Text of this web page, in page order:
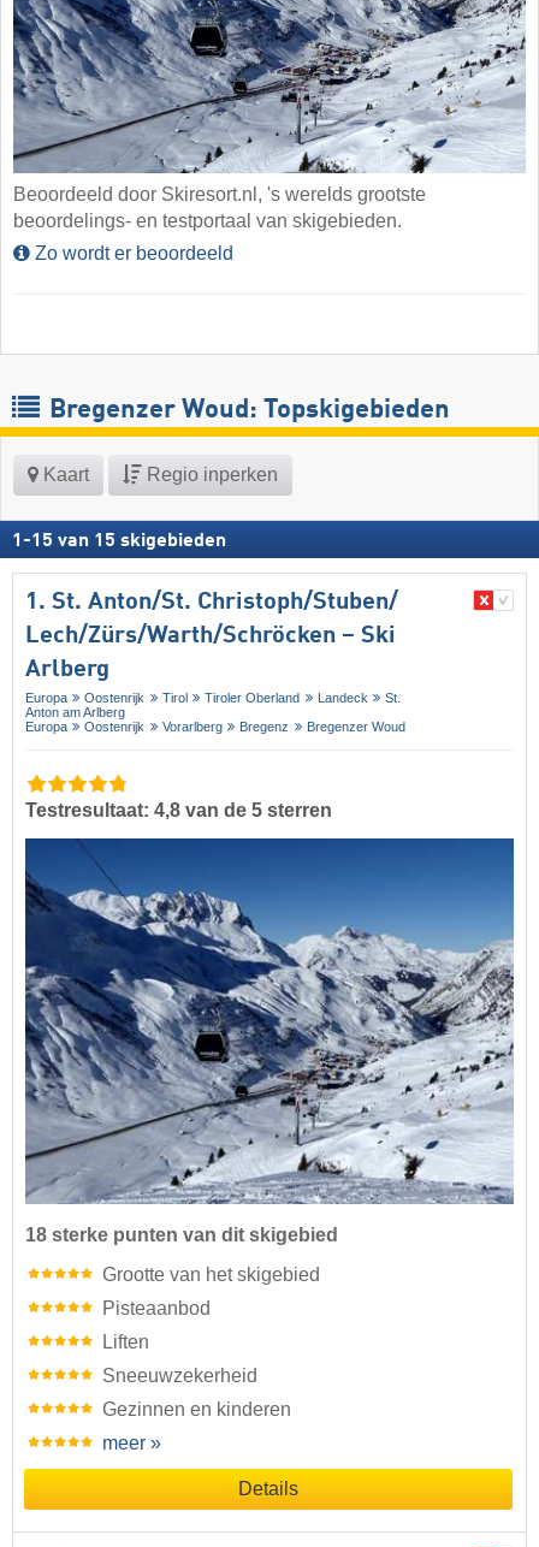
Beoordeeld door Skiresort.nl, 's werelds grootste
beoordelings- en testportaal van skigebieden.
Zo wordt er beoordeeld
Bregenzer Woud: Topskigebieden
Kaart Regio inperken
1 -15 van 15 skigebieden
1. St. Anton/​St. Christoph/​Stuben/​
Lech/​Zürs/​Warth/​Schröcken – Ski
Arlberg
Europa Oostenrijk Tirol Tiroler Oberland Landeck
St.
Anton am Arlberg
Europa
Oostenrijk Vorarlberg Bregenz Bregenzer Woud
Testresultaat: 4,8 van de 5 sterren
18 sterke punten van dit skigebied
Grootte van het skigebied
Pisteaanbod
Liften
Sneeuwzekerheid
Gezinnen en kinderen
meer »
Details